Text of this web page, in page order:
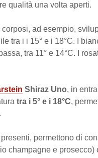
qualità una volta aperti.
corposi, ad esempio,
tra i i 15° e i 18°C. I
tra 11° e 14°C. I
Shiraz Uno, in
tra i 5° e i 18°C,
presenti, permettono di
champagne e